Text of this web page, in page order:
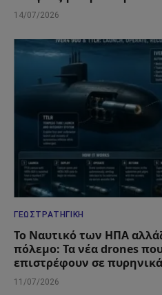
14/07/2026
ΓΕΩΣΤΡΑΤΗΓΙΚΉ
Το Ναυτικό των ΗΠΑ
πόλεμο: Τα νέα drones
επιστρέφουν σε
11/07/2026